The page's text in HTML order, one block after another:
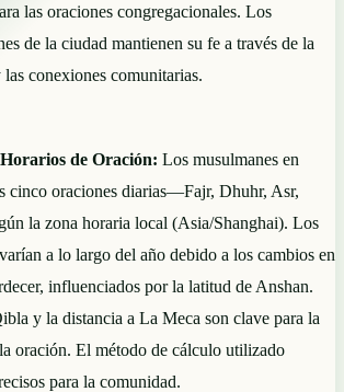
las oraciones congregacionales. Los
de la ciudad mantienen su fe a través de la
conexiones comunitarias.
de Oración: Los musulmanes en
cinco oraciones diarias—Fajr, Dhuhr, Asr,
la zona horaria local (Asia/Shanghai). Los
a lo largo del año debido a los cambios en
influenciados por la latitud de Anshan.
y la distancia a La Meca son clave para la
oración. El método de cálculo utilizado
para la comunidad.